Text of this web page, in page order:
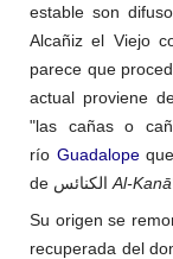
estable son
Alcañiz el Viejo
parece que
actual proviene
"las cañas o
río Guadalope
de الكنائس Al-
Su origen se
recuperada del